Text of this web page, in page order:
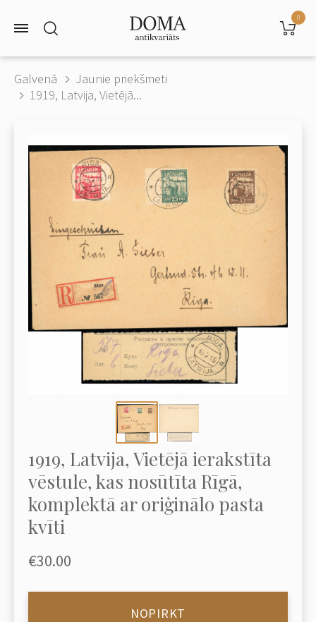
0
Galvenā
Jaunie priekšmeti
1919, Latvija, Vietējā...
1919, Latvija, Vietējā ierakstīta
vēstule, kas nosūtīta Rīgā,
komplektā ar oriģinālo pasta
kvīti
€30.00
NOPIRKT